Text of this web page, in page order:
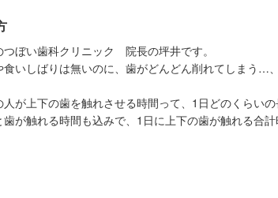
ぼい歯科クリニック 院長の坪井です。
いしばりは無いのに、歯がどんどん削れてしまう…
が上下の歯を触れさせる時間って、1日どのくらい
が触れる時間も込みで、1日に上下の歯が触れる合計